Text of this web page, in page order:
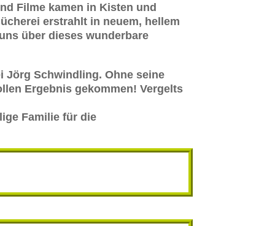
Filme kamen in Kisten und
erstrahlt in neuem, hellem
über dieses wunderbare
Jörg Schwindling. Ohne seine
Ergebnis gekommen! Vergelts
Familie für die